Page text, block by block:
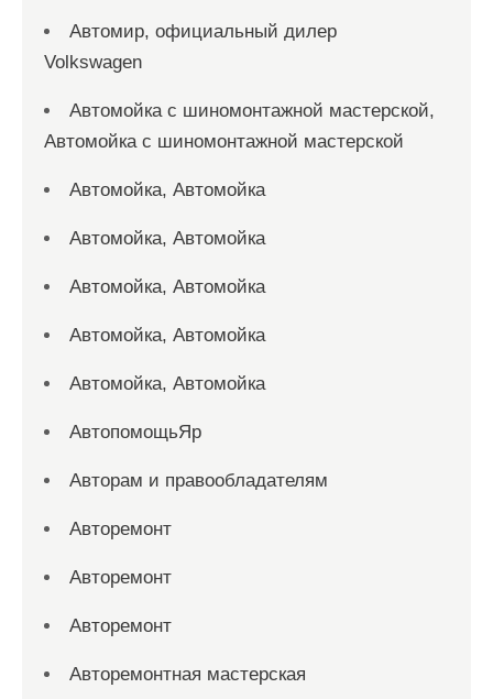
Автомир, официальный дилер
Volkswagen
Автомойка с шиномонтажной мастерской,
Автомойка с шиномонтажной мастерской
Автомойка, Автомойка
Автомойка, Автомойка
Автомойка, Автомойка
Автомойка, Автомойка
Автомойка, Автомойка
АвтопомощьЯр
Авторам и правообладателям
Авторемонт
Авторемонт
Авторемонт
Авторемонтная мастерская